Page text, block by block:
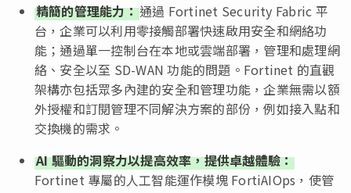
精簡的管理能力：通過 Fortinet Security Fabric 平
台，企業可以利用零接觸部署快速啟用安全和網絡功
能；通過單一控制台在本地或雲端部署，管理和處理網
絡、安全以至 SD-WAN 功能的問題。Fortinet 的直觀
架構亦包括眾多內建的安全和管理功能，企業無需以額
外授權和訂閱管理不同解決方案的部份，例如接入點和
交換機的需求。
AI 驅動的洞察力以提高效率，提供卓越體驗：
Fortinet 專屬的人工智能運作模塊 FortiAIOps，使管